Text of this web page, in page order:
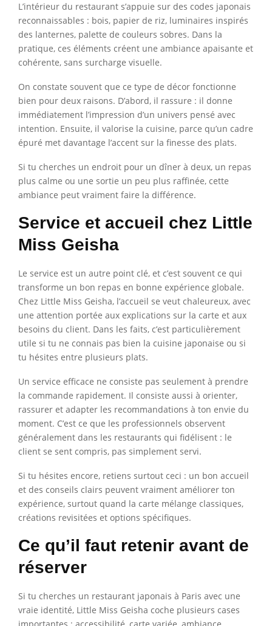
L’intérieur du restaurant s’appuie sur des codes japonais
reconnaissables : bois, papier de riz, luminaires inspirés
des lanternes, palette de couleurs sobres. Dans la
pratique, ces éléments créent une ambiance apaisante et
cohérente, sans surcharge visuelle.
On constate souvent que ce type de décor fonctionne
bien pour deux raisons. D’abord, il rassure : il donne
immédiatement l’impression d’un univers pensé avec
intention. Ensuite, il valorise la cuisine, parce qu’un cadre
épuré met davantage l’accent sur la finesse des plats.
Si tu cherches un endroit pour un dîner à deux, un repas
plus calme ou une sortie un peu plus raffinée, cette
ambiance peut vraiment faire la différence.
Service et accueil chez Little
Miss Geisha
Le service est un autre point clé, et c’est souvent ce qui
transforme un bon repas en bonne expérience globale.
Chez Little Miss Geisha, l’accueil se veut chaleureux, avec
une attention portée aux explications sur la carte et aux
besoins du client. Dans les faits, c’est particulièrement
utile si tu ne connais pas bien la cuisine japonaise ou si
tu hésites entre plusieurs plats.
Un service efficace ne consiste pas seulement à prendre
la commande rapidement. Il consiste aussi à orienter,
rassurer et adapter les recommandations à ton envie du
moment. C’est ce que les professionnels observent
généralement dans les restaurants qui fidélisent : le
client se sent compris, pas simplement servi.
Si tu hésites encore, retiens surtout ceci : un bon accueil
et des conseils clairs peuvent vraiment améliorer ton
expérience, surtout quand la carte mélange classiques,
créations revisitées et options spécifiques.
Ce qu’il faut retenir avant de
réserver
Si tu cherches un restaurant japonais à Paris avec une
vraie identité, Little Miss Geisha coche plusieurs cases